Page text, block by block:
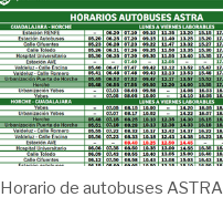
Horario de autobuses ASTRA